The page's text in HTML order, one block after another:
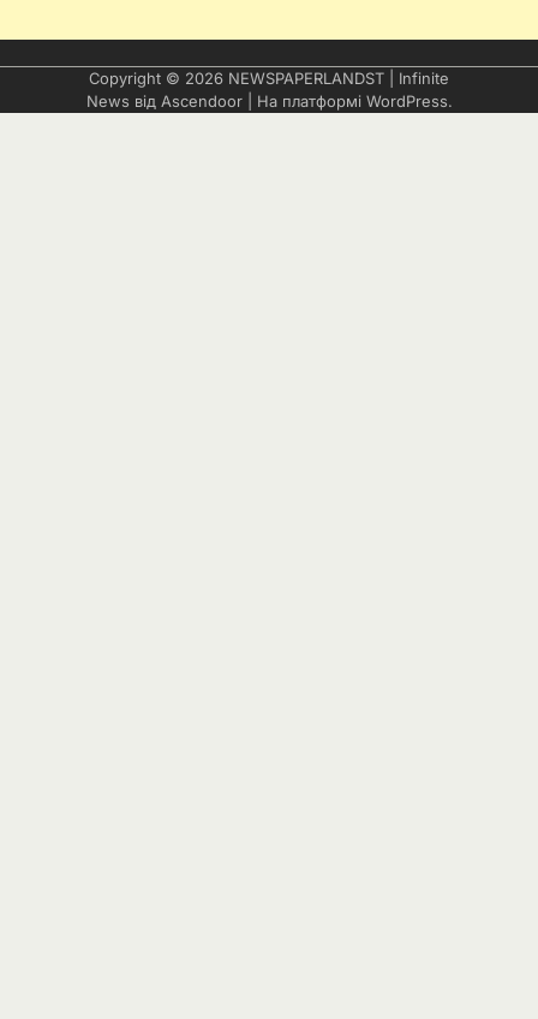
Copyright © 2026 NEWSPAPERLANDST | Infinite
News від Ascendoor| На платформі WordPress.